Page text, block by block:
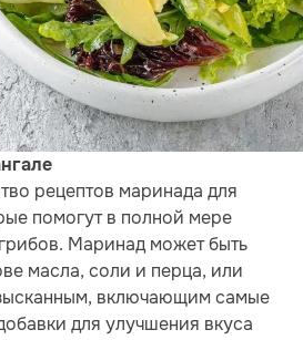
рецептов маринада для
помогут в полной мере
Маринад может быть
масла, соли и перца, или
включающим самые
для улучшения вкуса